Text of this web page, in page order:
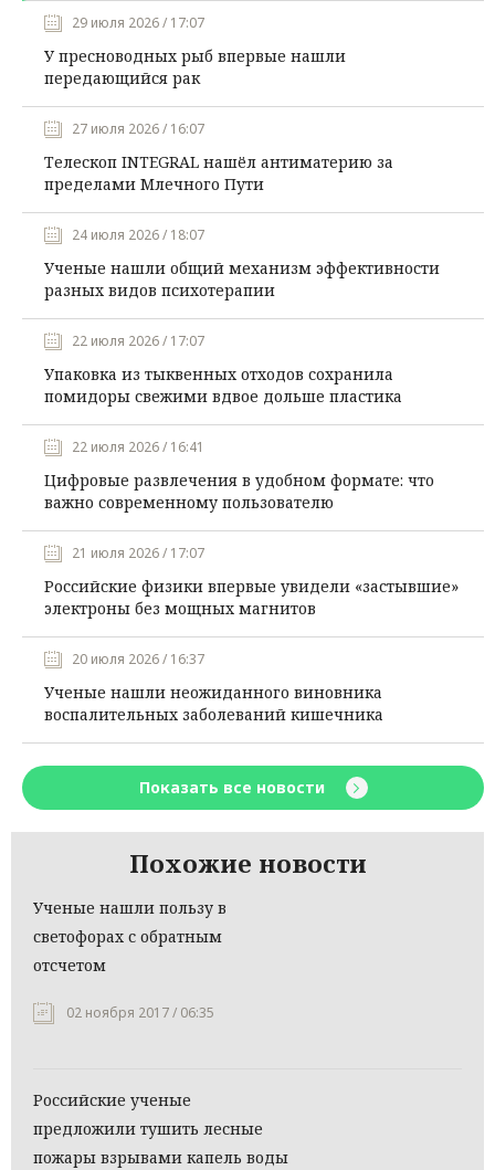
29 июля 2026 / 17:07
У пресноводных рыб впервые нашли
передающийся рак
27 июля 2026 / 16:07
Телескоп INTEGRAL нашёл антиматерию за
пределами Млечного Пути
24 июля 2026 / 18:07
Ученые нашли общий механизм эффективности
разных видов психотерапии
22 июля 2026 / 17:07
Упаковка из тыквенных отходов сохранила
помидоры свежими вдвое дольше пластика
22 июля 2026 / 16:41
Цифровые развлечения в удобном формате: что
важно современному пользователю
21 июля 2026 / 17:07
Российские физики впервые увидели «застывшие»
электроны без мощных магнитов
20 июля 2026 / 16:37
Ученые нашли неожиданного виновника
воспалительных заболеваний кишечника
Показать все новости
Похожие новости
Ученые нашли пользу в
светофорах с обратным
отсчетом
02 ноября 2017 / 06:35
Российские ученые
предложили тушить лесные
пожары взрывами капель воды